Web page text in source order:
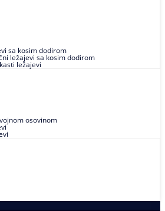
sa kosim dodirom
ležajevi sa kosim dodirom
ležajevi
osovinom